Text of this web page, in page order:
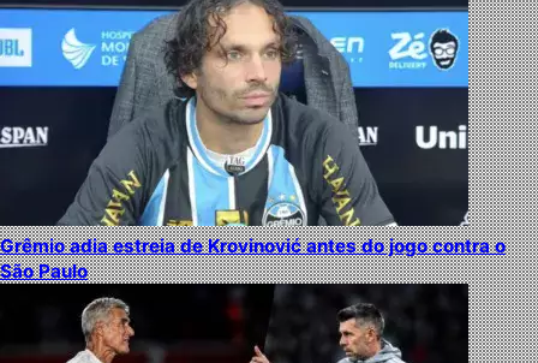
Grêmio adia estreia de Krovinović antes do jogo contra o
São Paulo